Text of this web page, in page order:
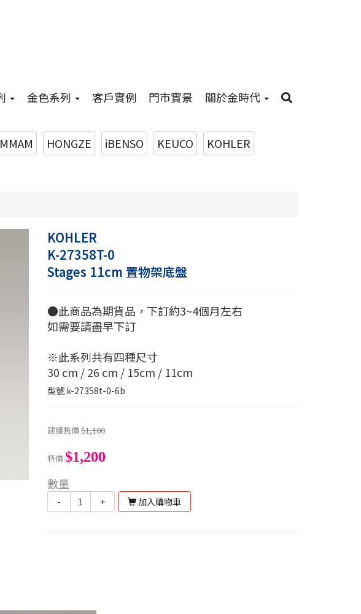
金色系列 客戶實例 門市實景 關於金時代
HONGZE iBENSO KEUCO
KOHLER
KOHLER
K-27358T-0
Stages 11cm 置物架底盤
●此商品為期貨品，下訂約3~4個月左右
如需要請盡早下訂
※此系列共有四種尺寸
30 cm / 26 cm / 15cm / 11cm
型號k-27358t-0-6b
建議售價$1,100
特價$1,200
數量
- + 加入購物車